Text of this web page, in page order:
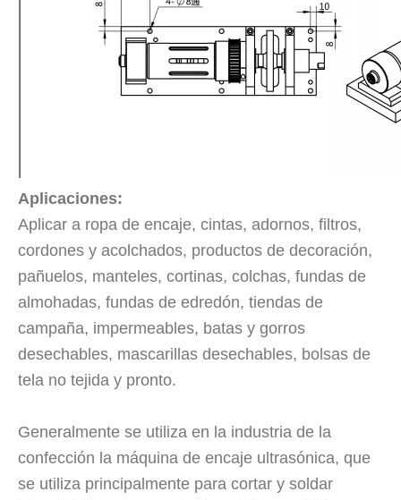
¿Cuál es el principio y la teoría de la máquina de soldadura de
¿Qué es la tecnología de recubrimiento por pulverización ultrasónica de endoscopio semiconductor?
El sistema de recubrimiento de pulverización ultrasónica es una
Aplicaciones:
Aplicar a ropa de encaje, cintas, adornos, filtros,
cordones y acolchados, productos de decoración,
pañuelos, manteles, cortinas, colchas, fundas de
almohadas, fundas de edredón, tiendas de
campaña, impermeables, batas y gorros
desechables, mascarillas desechables, bolsas de
tela no tejida y pronto.
Generalmente se utiliza en la industria de la
confección la máquina de encaje ultrasónica, que
se utiliza principalmente para cortar y soldar